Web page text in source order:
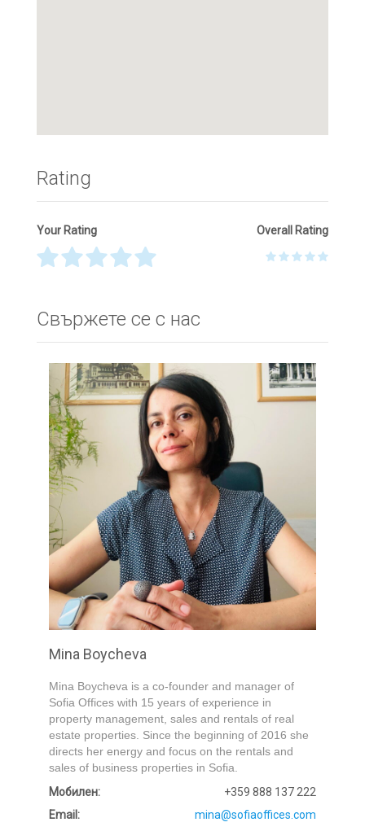
Rating
Your Rating Overall Rating
Your Name*
Your Email*
Your Message
Submit
Свържете се с нас
Mina Boycheva
Mina Boycheva is a co-founder and manager of
Sofia Offices with 15 years of experience in
property management, sales and rentals of real
estate properties. Since the beginning of 2016 she
directs her energy and focus on the rentals and
sales of business properties in Sofia.
Мобилен:
+359 888 137 222
Email:
mina@sofiaoffices.com